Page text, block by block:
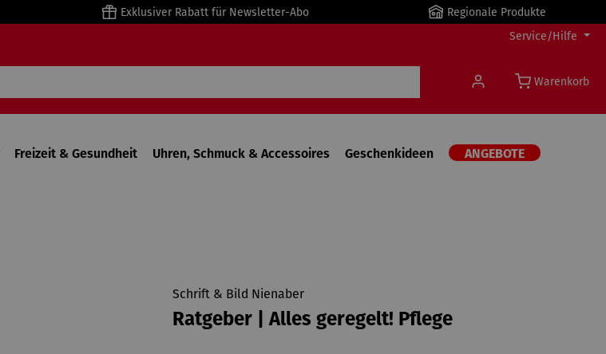
Exklusiver Rabatt für Newsletter-Abo
Regionale Produkte
Service/Hilfe
Warenkorb
Freizeit & Gesundheit Uhren, Schmuck & Accessoires Geschenkideen ANGEBOTE
Schrift & Bild Nienaber
Ratgeber | Alles geregelt! Pflege